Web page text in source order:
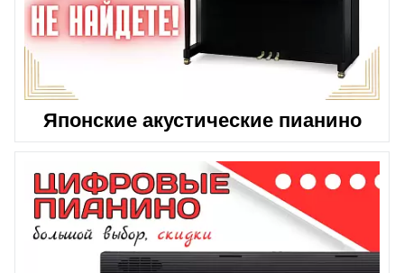
Японские акустические пианино